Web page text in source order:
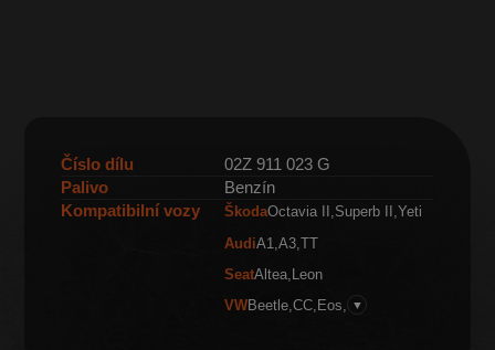
Číslo dílu
02Z 911 023 G
Palivo
Benzín
Kompatibilní vozy
ŠkodaOctavia II Superb II
Yeti
AudiA1 A3 TT
SeatAltea
Leon
VWBeetle CC Eos ▼